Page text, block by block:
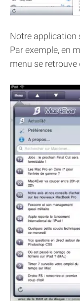
Notre application
Par exemple, en
menu se